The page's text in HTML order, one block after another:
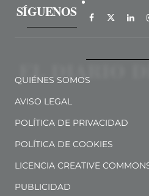
SÍGUENOS
QUIÉNES SOMOS
AVISO LEGAL
POLÍTICA DE PRIVACIDAD
POLÍTICA DE COOKIES
LICENCIA CREATIVE
PUBLICIDAD